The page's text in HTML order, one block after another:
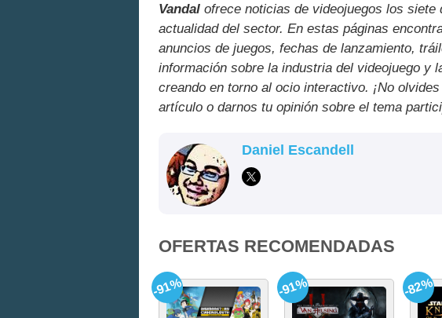
Vandal ofrece noticias de videojuegos los
actualidad del sector. En estas páginas
anuncios de juegos, fechas de lanzamiento,
información sobre la industria del videojuego y
creando en torno al ocio interactivo. ¡No
artículo o darnos tu opinión sobre el tema
Daniel Escandell
OFERTAS RECOMENDADAS
-91% -91% -82%